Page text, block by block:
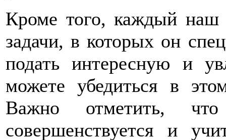
Кроме того, каждый наш
задачи, в которых он
подать интересную и
можете убедиться в
Важно отметить,
совершенствуется и